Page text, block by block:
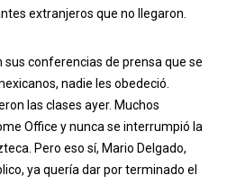
extranjeros que no llegaron.
sus conferencias de prensa que se
nadie les obedeció.
las clases ayer. Muchos
Office y nunca se interrumpió la
Pero eso sí, Mario Delgado,
ya quería dar por terminado el